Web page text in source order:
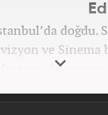
doğdu.
ve Sinema
mezun